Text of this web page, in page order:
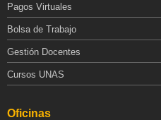
Pagos Virtuales
Bolsa de Trabajo
Gestión Docentes
Cursos UNAS
Oficinas